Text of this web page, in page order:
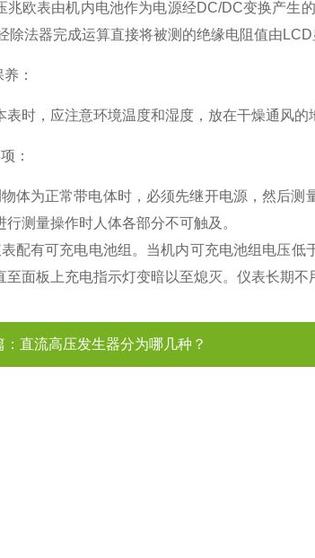
兆欧表由机内电池作为电源经DC/DC变换产生
除法器完成运算直接将被测的绝缘电阻值由LCD
：
表时，应注意环境温度和湿度，放在干燥通风
：
物体为正常带电体时，必须先继开电源，然后
行测量操作时人体各部分不可触及。
表配有可充电电池组。当机内可充电池组电压
至面板上充电指示灯变暗以至熄灭。仪表长期不
： 直流高压发生器分为哪几种？